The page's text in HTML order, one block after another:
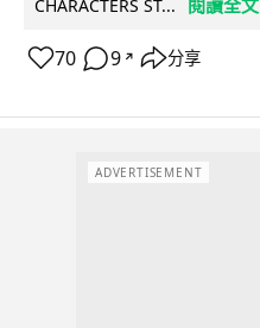
CHARACTERS ST...
70 9 ↗ 分享
ADVERTISEMENT